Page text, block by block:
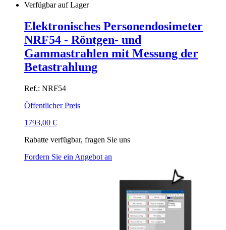
Verfügbar auf Lager
Elektronisches Personendosimeter
NRF54 - Röntgen- und
Gammastrahlen mit Messung der
Betastrahlung
Ref.: NRF54
Öffentlicher Preis
1793,00 €
Rabatte verfügbar, fragen Sie uns
Fordern Sie ein Angebot an